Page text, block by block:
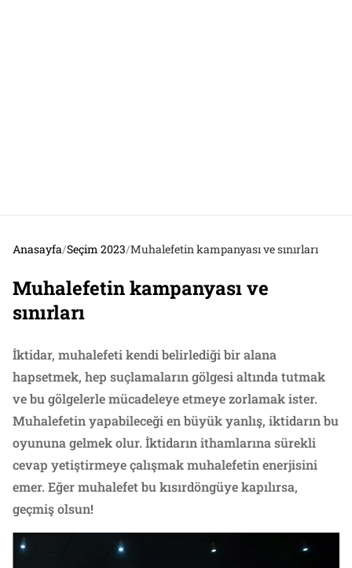
Anasayfa/Seçim 2023/Muhalefetin kampanyası ve sınırları
Muhalefetin kampanyası ve
sınırları
İktidar, muhalefeti kendi belirlediği bir alana
hapsetmek, hep suçlamaların gölgesi altında tutmak
ve bu gölgelerle mücadeleye etmeye zorlamak ister.
Muhalefetin yapabileceği en büyük yanlış, iktidarın bu
oyununa gelmek olur. İktidarın ithamlarına sürekli
cevap yetiştirmeye çalışmak muhalefetin enerjisini
emer. Eğer muhalefet bu kısırdöngüye kapılırsa,
geçmiş olsun!